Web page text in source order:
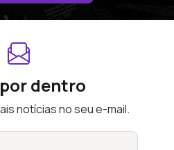
dentro
notícias no seu e-mail.